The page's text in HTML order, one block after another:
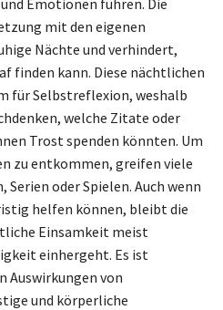
mit den eigenen
Nächte und verhindert,
finden kann. Diese nächtlichen
für Selbstreflexion, weshalb
welche Zitate oder
Trost spenden könnten. Um
zu entkommen, greifen viele
Serien oder Spielen. Auch wenn
helfen können, bleibt die
Einsamkeit meist
einhergeht. Es ist
Auswirkungen von
und körperliche